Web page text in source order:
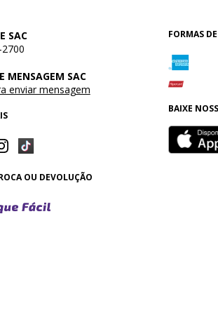
SAC
MENSAGEM SAC
enviar mensagem
OU DEVOLUÇÃO
FORMAS
BAIXE